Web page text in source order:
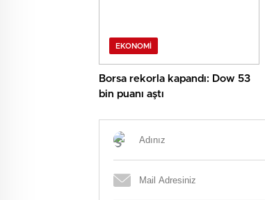
EKONOMI
Borsa rekorla kapandı: Dow 53
bin puanı aştı